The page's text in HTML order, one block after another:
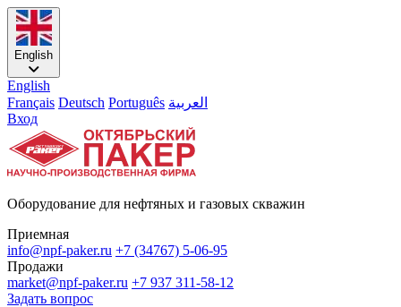
English
English
Français Deutsch Português العربية
Вход
Оборудование для нефтяных и газовых скважин
Приемная
info@npf-paker.ru +7 (34767) 5-06-95
Продажи
market@npf-paker.ru +7 937 311-58-12
Задать вопрос